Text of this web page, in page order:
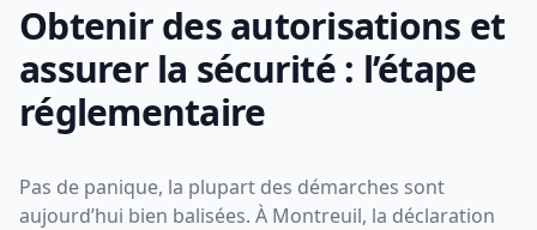
Obtenir des autorisations et
assurer la sécurité : l’étape
réglementaire
Pas de panique, la plupart des démarches sont
aujourd’hui bien balisées. À Montreuil, la déclaration